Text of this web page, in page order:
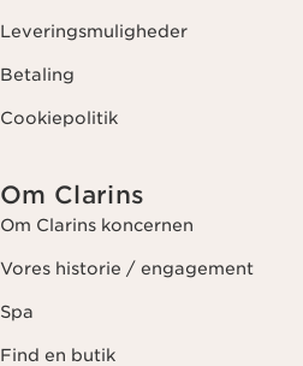
Leveringsmuligheder
Betaling
Cookiepolitik
Om Clarins
Om Clarins koncernen
Vores historie / engagement
Spa
Find en butik